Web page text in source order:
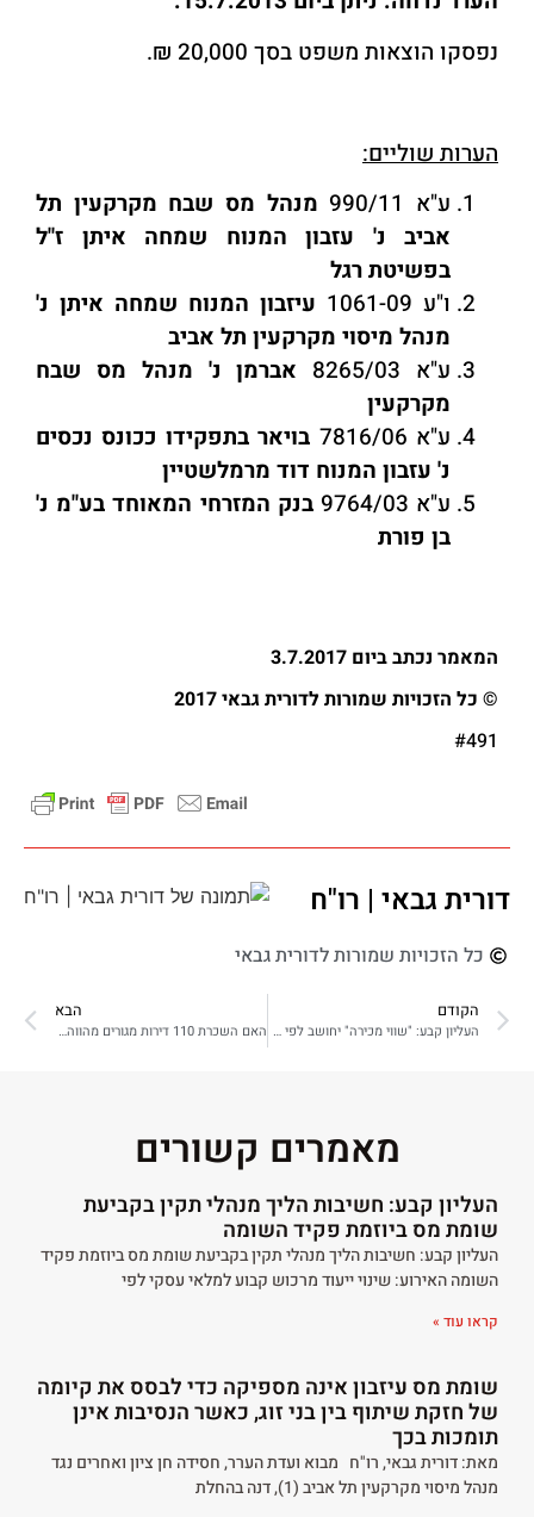
נפסקו הוצאות משפט בסך 20,000 ₪.
הערות שוליים:
ע"א 990/11
מנהל מס שבח מקרקעין תל
אביב נ' עזבון המנוח שמחה איתן ז"ל
בפשיטת רגל
ו"ע 1061-09
עיזבון המנוח שמחה איתן נ'
מנהל מיסוי מקרקעין תל אביב
ע"א 8265/03
אברמן נ' מנהל מס שבח
מקרקעין
ע"א 7816/06
בויאר בתפקידו ככונס נכסים
נ' עזבון המנוח דוד מרמלשטיין
ע"א 9764/03
בנק המזרחי המאוחד בע"מ נ'
בן פורת
המאמר נכתב ביום 3.7.2017
© כל הזכויות שמורות לדורית גבאי 2017
#491
דורית גבאי | רו"ח
כל הזכויות שמורות לדורית גבאי
הקודם
העליון קבע: "שווי מכירה" יחושב לפי התמורה המוסכמת גם בעסקה מורכבת שבה התמורה אינה ידועה
הבא
האם השכרת 110 דירות מגורים מהווה הכנסה עסקית שחל עליה מס שולי, או שחל עליה שיעור מס מוגבל של 10%, כפי שחל על השכרת דירות בודדות?
מאמרים קשורים
העליון קבע: חשיבות הליך מנהלי תקין בקביעת
שומת מס ביוזמת פקיד השומה
העליון קבע: חשיבות הליך מנהלי תקין בקביעת שומת מס ביוזמת פקיד
השומה האירוע: שינוי ייעוד מרכוש קבוע למלאי עסקי לפי
קראו עוד »
שומת מס עיזבון אינה מספיקה כדי לבסס את קיומה
של חזקת שיתוף בין בני זוג, כאשר הנסיבות אינן
תומכות בכך
מאת: דורית גבאי, רו"ח מבוא ועדת הערר, חסידה חן ציון ואחרים נגד
מנהל מיסוי מקרקעין תל אביב (1), דנה בהחלת